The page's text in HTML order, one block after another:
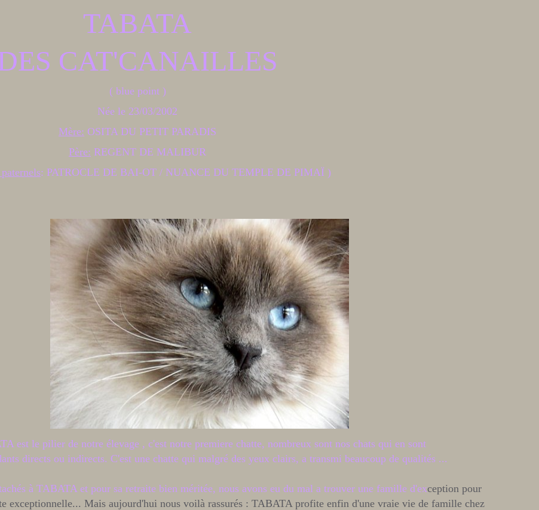
TABATA
CAT'CANAILLES
( blue point )
Née le 23/03/2002
Mère: OSITA DU PETIT PARADIS
Père: REGENT DE MALIBUR
: PATROCLE DE BAI-OT / NUANCE DU TEMPLE DE PIMAÏ )
est le pilier de notre élevage , c'est notre premiere chatte, nombreux sont nos chats qui en sont
directs ou indirects. C'est une chatte qui malgré des yeux clairs, a transmi beaucoup de qualités ...
à TABATA et pour sa retraite bien méritée, nous avons eu du mal a trouver une famille d'exception pour
exceptionnelle... Mais aujourd'hui nous voilà rassurés : TABATA profite enfin d'une vraie vie de famille chez